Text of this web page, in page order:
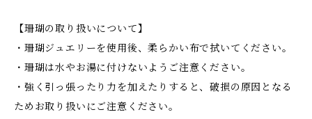
【珊瑚の取り扱いについて】
・珊瑚ジュエリーを使用後、柔らかい布で拭いてください。
・珊瑚は水やお湯に付けないようご注意ください。
・強く引っ張ったり力を加えたりすると、破損の原因となる
ためお取り扱いにご注意ください。